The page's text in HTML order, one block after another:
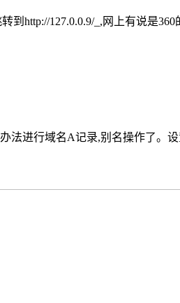
http://127.0.0.9/_,网上有说是
进行域名A记录,别名操作了。